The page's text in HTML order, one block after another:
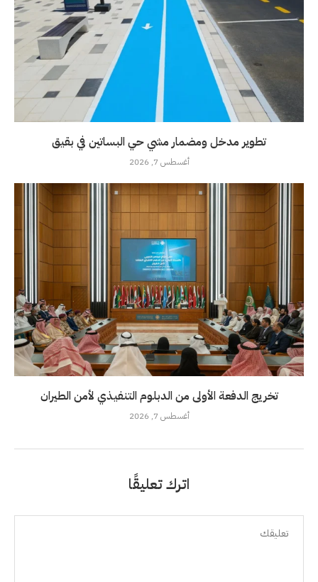
تطوير مدخل ومضمار مشي حي البساتين في بقيق
أغسطس 7, 2026
تخريج الدفعة الأولى من الدبلوم التنفيذي لأمن الطيران
أغسطس 7, 2026
اترك تعليقًا